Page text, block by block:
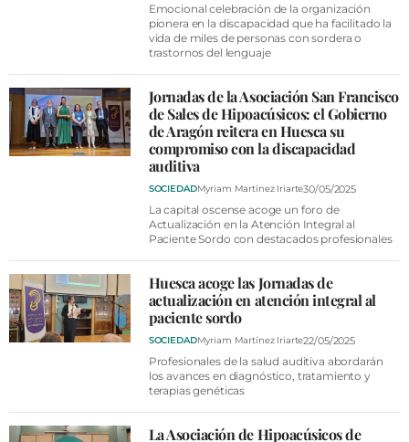
CLUB DEL AMIGO MILITANTE
INICIAR SESIÓN
Emocional celebración de la organización
pionera en la discapacidad que ha facilitado la
vida de miles de personas con sordera o
trastornos del lenguaje
Jornadas de la Asociación San Francisco
de Sales de Hipoacúsicos: el Gobierno
de Aragón reitera en Huesca su
compromiso con la discapacidad
auditiva
SOCIEDADMyriam Martínez Iriarte30/05/2025
La capital oscense acoge un foro de
Actualización en la Atención Integral al
Paciente Sordo con destacados profesionales
Huesca acoge las Jornadas de
actualización en atención integral al
paciente sordo
SOCIEDADMyriam Martínez Iriarte22/05/2025
Profesionales de la salud auditiva abordarán
los avances en diagnóstico, tratamiento y
terapias genéticas
La Asociación de Hipoacúsicos de